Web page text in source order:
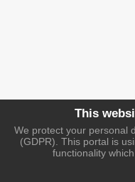
This
We protect your personal
(GDPR). This portal is
functionality